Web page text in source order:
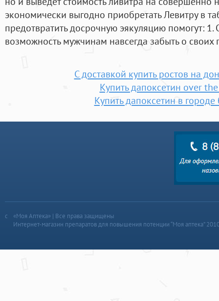
экономически выгодно приобретать Левитру в
предотвратить досрочную эякуляцию помогут: 1.
возможность мужчинам навсегда забыть о своих
С доставкой купить ростов на
Купить дапоксетин over
Купить дапоксетин в
«Моя Аптека» | Все права защищены
Интернет-магазин препаратов для повышения потенции “Моя аптека”